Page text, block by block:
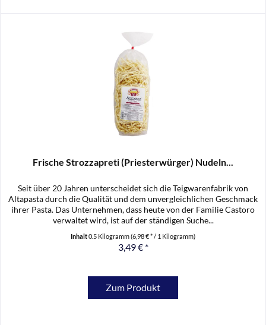
Frische Strozzapreti (Priesterwürger) Nudeln...
Seit über 20 Jahren unterscheidet sich die Teigwarenfabrik von
Altapasta durch die Qualität und dem unvergleichlichen Geschmack
ihrer Pasta. Das Unternehmen, dass heute von der Familie Castoro
verwaltet wird, ist auf der ständigen Suche...
Inhalt0.5 Kilogramm(6,98 € * / 1 Kilogramm)
3,49 € *
Zum Produkt